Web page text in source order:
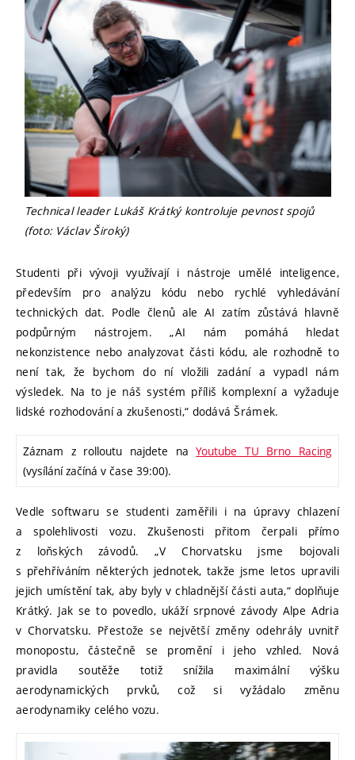
Technical leader Lukáš Krátký kontroluje pevnost spojů
(foto: Václav Široký)
Studenti při vývoji využívají i nástroje umělé inteligence,
především pro analýzu kódu nebo rychlé vyhledávání
technických dat. Podle členů ale AI zatím zůstává hlavně
podpůrným nástrojem. „AI nám pomáhá hledat
nekonzistence nebo analyzovat části kódu, ale rozhodně to
není tak, že bychom do ní vložili zadání a vypadl nám
výsledek. Na to je náš systém příliš komplexní a vyžaduje
lidské rozhodování a zkušenosti,“ dodává Šrámek.
Záznam z rolloutu najdete naYoutube TU Brno Racing
(vysílání začíná v čase 39:00).
Vedle softwaru se studenti zaměřili i na úpravy chlazení
a spolehlivosti vozu. Zkušenosti přitom čerpali přímo
z loňských závodů. „V Chorvatsku jsme bojovali
s přehříváním některých jednotek, takže jsme letos upravili
jejich umístění tak, aby byly v chladnější části auta,“ doplňuje
Krátký. Jak se to povedlo, ukáží srpnové závody Alpe Adria
v Chorvatsku. Přestože se největší změny odehrály uvnitř
monopostu, částečně se promění i jeho vzhled. Nová
pravidla soutěže totiž snížila maximální výšku
aerodynamických prvků, což si vyžádalo změnu
aerodynamiky celého vozu.